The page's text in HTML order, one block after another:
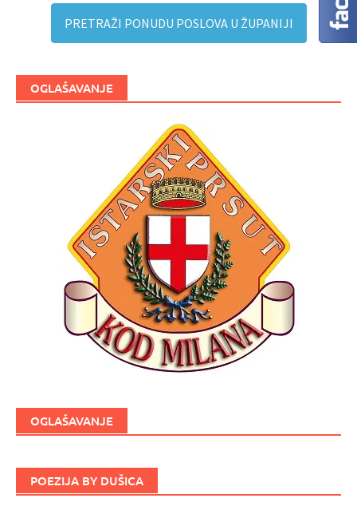
PRETRAŽI PONUDU POSLOVA U ŽUPANIJI
OGLAŠAVANJE
OGLAŠAVANJE
POEZIJA BY DUŠICA